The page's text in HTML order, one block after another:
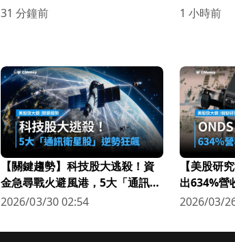
31 分鐘前
萬人報名！
1 小時前
【關鍵趨勢】科技股大逃殺！資
金急尋戰火避風港，5大「通訊衛
星股」逆勢狂飆
2026/03/30 02:54
【美股研
出634%營
科技新星
2026/03/